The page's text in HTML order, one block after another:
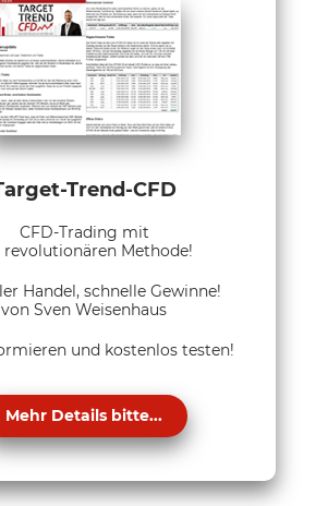
Trend-CFD
CFD-Trading mit
revolutionären Methode!
Handel, schnelle Gewinne!
von Sven Weisenhaus
und kostenlos testen!
Mehr Details bitte...